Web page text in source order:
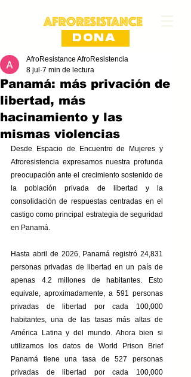
DONA
Panamá: más privación de
libertad, más
hacinamiento y las
mismas violencias
AfroResistance AfroResistencia
8 jul 7 min de lectura
Desde Espacio de Encuentro de Mujeres y
Afroresistencia expresamos nuestra profunda
preocupación ante el crecimiento sostenido de
la población privada de libertad y la
consolidación de respuestas centradas en el
castigo como principal estrategia de seguridad
en Panamá.
Hasta abril de 2026, Panamá registró 24,831
personas privadas de libertad en un país de
apenas 4.2 millones de habitantes. Esto
equivale, aproximadamente, a 591 personas
privadas de libertad por cada 100,000
habitantes, una de las tasas más altas de
América Latina y del mundo. Ahora bien si
utilizamos los datos de World Prison Brief
Panamá tiene una tasa de 527 personas
privadas de libertad por cada 100,000